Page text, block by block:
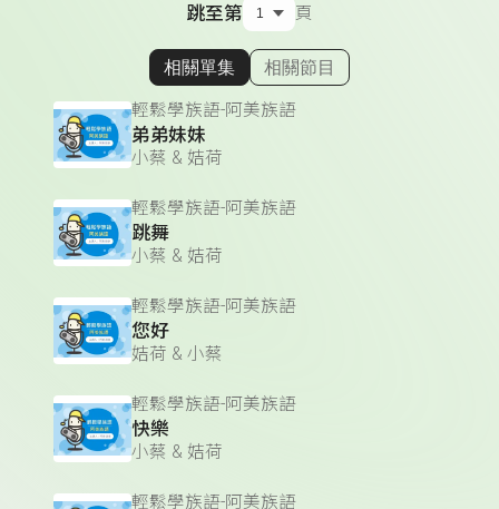
跳至第 頁
顯示相關單集
相關單集 相關節目
輕鬆學族語-阿美族語
弟弟妹妹
小蔡 & 姞荷
輕鬆學族語-阿美族語
跳舞
小蔡 & 姞荷
輕鬆學族語-阿美族語
您好
姞荷 & 小蔡
輕鬆學族語-阿美族語
快樂
小蔡 & 姞荷
輕鬆學族語-阿美族語